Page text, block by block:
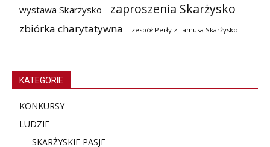
wystawa Skarżysko zaproszenia Skarżysko
zbiórka charytatywna zespół Perły z Lamusa Skarżysko
KATEGORIE
KONKURSY
LUDZIE
SKARŻYSKIE PASJE